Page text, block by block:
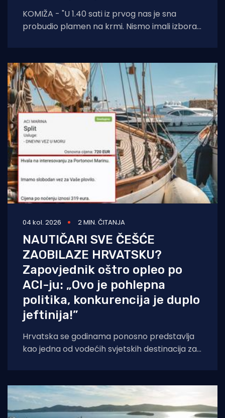
KOMIŽA - "U 1.40 sati iz prvog nas je sna
probudio plamen na krmi. Nismo imali izbora
04 kol. 2026 2 MIN. ČITANJA
NAUTIČARI SVE ČEŠĆE
ZAOBILAZE HRVATSKU?
Zapovjednik oštro opleo po
ACI-ju: „Ovo je pohlepna
politika, konkurencija je duplo
jeftinija!”
Hrvatska se godinama ponosno predstavlja
kao jedna od vodećih svjetskih destinacija za